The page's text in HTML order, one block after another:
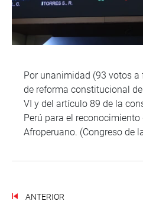
Por unanimidad (93 votos a
de reforma constitucional
VI y del artículo 89 de la
Perú para el reconocimiento
Afroperuano. (Congreso de
ANTERIOR